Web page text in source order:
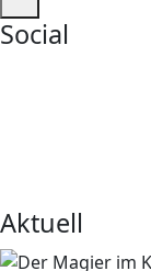
Social
Aktuell